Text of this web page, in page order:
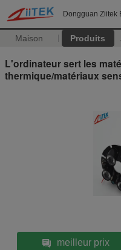
Dongguan Ziitek
Maison Produits
L'ordinateur sert les
thermique/matériaux
meilleur prix